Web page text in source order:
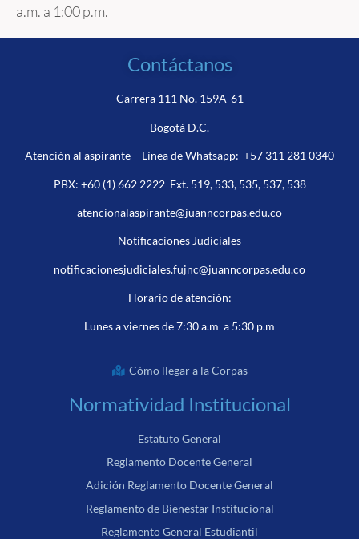
a.m. a 1:00 p.m.
Contáctanos
Carrera 111 No. 159A-61
Bogotá D.C.
Atención al aspirante – Línea de Whatsapp: +57 311 281 0340
PBX: +60 (1) 662 2222Ext. 519, 533, 535, 537, 538
atencionalaspirante@juanncorpas.edu.co
Notificaciones Judiciales
notificacionesjudiciales.fujnc@juanncorpas.edu.co
Horario de atención:
Lunes a viernes de 7:30 a.m a 5:30 p.m
Cómo llegar a la Corpas
Normatividad Institucional
Estatuto General
Reglamento Docente General
Adición Reglamento Docente General
Reglamento de Bienestar Institucional
Reglamento General Estudiantil